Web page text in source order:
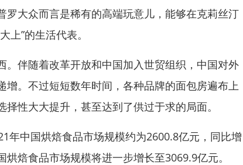
罗大众而言是稀有的高端玩意儿，能够在克莉丝汀
上”的生活代表。
伴随着改革开放和中国加入世贸组织，中国对外
增。不过短短数年时间，各种品牌的面包房遍布上
性大大提升，甚至达到了供过于求的局面。
中国烘焙食品市场规模约为2600.8亿元，同比增
焙食品市场规模将进一步增长至3069.9亿元。